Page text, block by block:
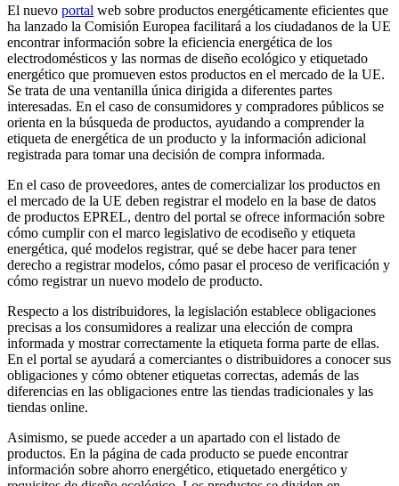
El nuevo portal web sobre productos energéticamente eficientes que
ha lanzado la Comisión Europea facilitará a los ciudadanos de la UE
encontrar información sobre la eficiencia energética de los
electrodomésticos y las normas de diseño ecológico y etiquetado
energético que promueven estos productos en el mercado de la UE.
Se trata de una ventanilla única dirigida a diferentes partes
interesadas. En el caso de consumidores y compradores públicos se
orienta en la búsqueda de productos, ayudando a comprender la
etiqueta de energética de un producto y la información adicional
registrada para tomar una decisión de compra informada.
En el caso de proveedores, antes de comercializar los productos en
el mercado de la UE deben registrar el modelo en la base de datos
de productos EPREL, dentro del portal se ofrece información sobre
cómo cumplir con el marco legislativo de ecodiseño y etiqueta
energética, qué modelos registrar, qué se debe hacer para tener
derecho a registrar modelos, cómo pasar el proceso de verificación y
cómo registrar un nuevo modelo de producto.
Respecto a los distribuidores, la legislación establece obligaciones
precisas a los consumidores a realizar una elección de compra
informada y mostrar correctamente la etiqueta forma parte de ellas.
En el portal se ayudará a comerciantes o distribuidores a conocer sus
obligaciones y cómo obtener etiquetas correctas, además de las
diferencias en las obligaciones entre las tiendas tradicionales y las
tiendas online.
Asimismo, se puede acceder a un apartado con el listado de
productos. En la página de cada producto se puede encontrar
información sobre ahorro energético, etiquetado energético y